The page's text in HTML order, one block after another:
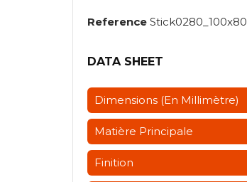
Reference Stick0280_100x80
DATA SHEET
Dimensions (en Millimètre)
Matière Principale
Finition